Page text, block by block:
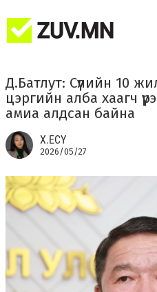
Д.Батлут: Сүүлийн 10
цэргийн алба хаагч
амиа алдсан байна
Х.ЕСҮ
2026/05/27